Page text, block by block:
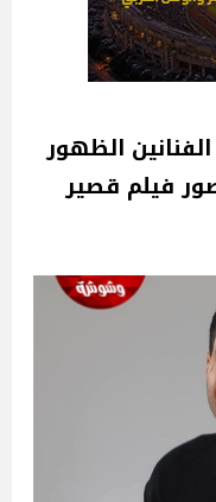
الظهور
فيلم قصير